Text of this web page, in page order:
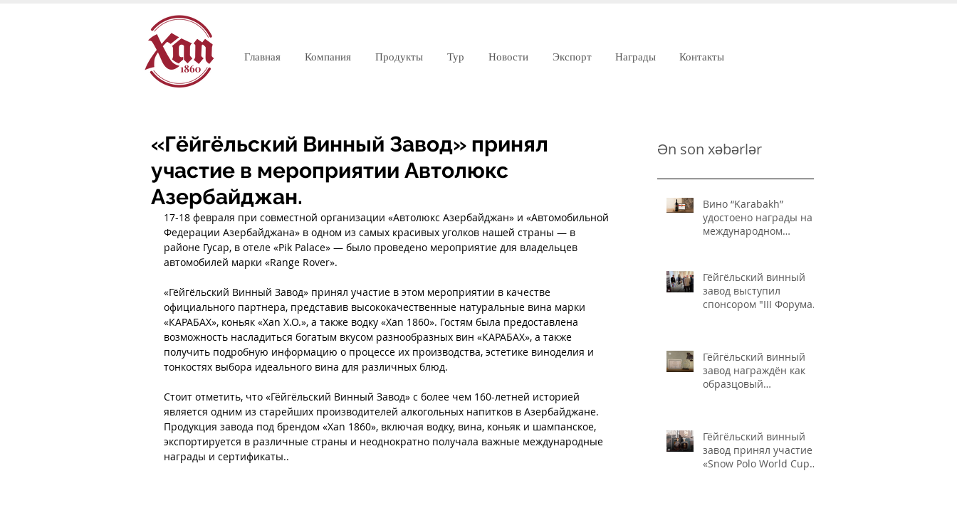
Главная Компания Продукты Тур Новости Экспорт Награды Контакты
«Гёйгёльский Винный Завод» принял
участие в мероприятии Автолюкс
Азербайджан.
17-18 февраля при совместной организации «Автолюкс Азербайджан» и «Автомобильной
Федерации Азербайджана» в одном из самых красивых уголков нашей страны — в
районе Гусар, в отеле «Pik Palace» — было проведено мероприятие для владельцев
автомобилей марки «Range Rover».
«Гёйгёльский Винный Завод» принял участие в этом мероприятии в качестве
официального партнера, представив высококачественные натуральные вина марки
«КАРАБАХ», коньяк «Xan X.O.», а также водку «Xan 1860». Гостям была предоставлена
возможность насладиться богатым вкусом разнообразных вин «КАРАБАХ», а также
получить подробную информацию о процессе их производства, эстетике виноделия и
тонкостях выбора идеального вина для различных блюд.
Стоит отметить, что «Гёйгёльский Винный Завод» с более чем 160-летней историей
является одним из старейших производителей алкогольных напитков в Азербайджане.
Продукция завода под брендом «Xan 1860», включая водку, вина, коньяк и шампанское,
экспортируется в различные страны и неоднократно получала важные международные
награды и сертификаты..
Ən son xəbərlər
Вино “Karabakh”
удостоено награды на
международном
Гёйгёльский винный
завод выступил
спонсором "III Форума
продуктов"
Гёйгёльский винный
завод награждён как
образцовый
Гёйгёльский винный
завод принял участие в
«Snow Polo World Cup